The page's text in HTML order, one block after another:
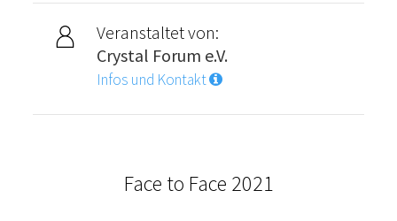
Veranstaltet von:
Crystal Forum e.V.
Infos und Kontakt
Face to Face 2021